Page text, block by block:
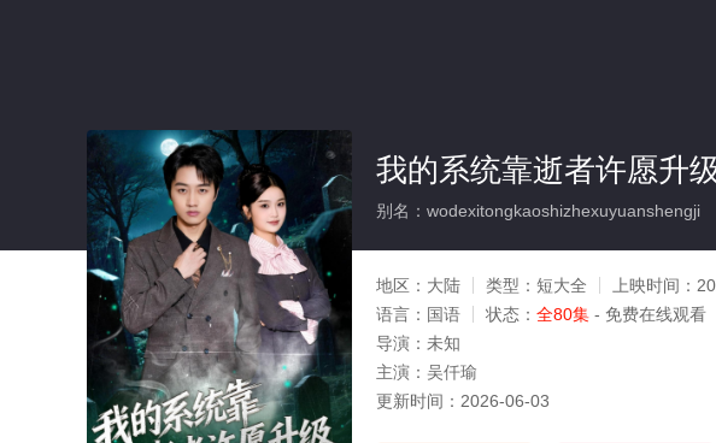
我的系统靠逝者许愿升
别名：wodexitongkaoshizhexuyuanshengji
地区： 大陆 类型： 短大全 上映时间：
语言： 国语 状态： 全80集 - 免费在线观看
导演： 未知
主演： 吴仟瑜
更新时间： 2026-06-03